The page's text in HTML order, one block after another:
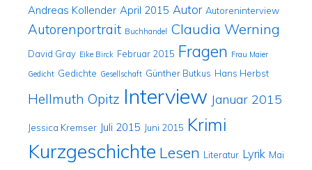
Andreas Kollender April 2015 Autor Autoreninterview
Autorenportrait Buchhandel Claudia Werning
David Gray Eike Birck Februar 2015 Fragen Frau Maier
Gedicht Gedichte Gesellschaft Günther Butkus Hans Herbst
Hellmuth Opitz Interview Januar 2015
Jessica Kremser Juli 2015 Juni 2015 Krimi
Kurzgeschichte Lesen Literatur Lyrik Mai